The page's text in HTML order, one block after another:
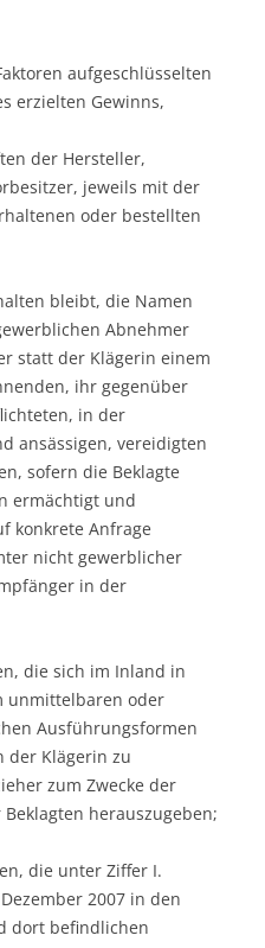
aufgeschlüsselten
erzielten Gewinns,
der Hersteller,
jeweils mit der
oder bestellten
bleibt, die Namen
Abnehmer
statt der Klägerin einem
ihr gegenüber
in der
ansässigen, vereidigten
sofern die Beklagte
ermächtigt und
konkrete Anfrage
nicht gewerblicher
in der
die sich im Inland in
unmittelbaren oder
Ausführungsformen
der Klägerin zu
zum Zwecke der
herauszugeben;
die unter Ziffer I.
2007 in den
dort befindlichen